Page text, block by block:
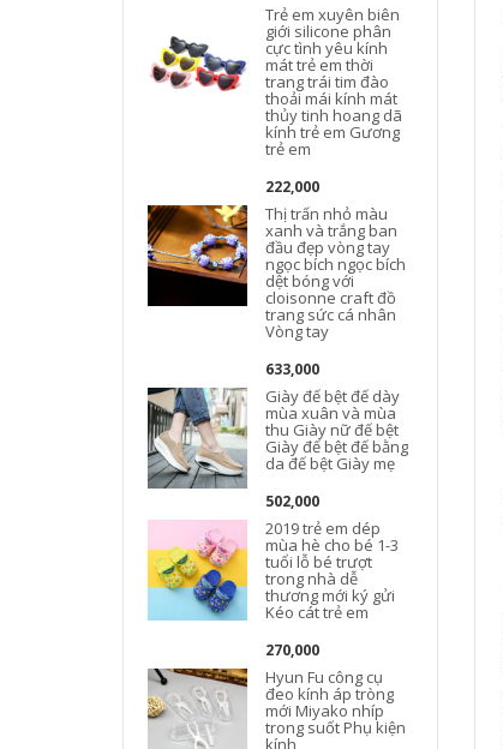
Trẻ em xuyên biên
giới silicone phân
cực tình yêu kính
mát trẻ em thời
trang trái tim đào
thoải mái kính mát
thủy tinh hoang dã
kính trẻ em Gương
trẻ em
222,000
Thị trấn nhỏ màu
xanh và trắng ban
đầu đẹp vòng tay
ngọc bích ngọc bích
dệt bóng với
cloisonne craft đồ
trang sức cá nhân
Vòng tay
633,000
Giày đế bệt đế dày
mùa xuân và mùa
thu Giày nữ đế bệt
Giày đế bệt đế bằng
da đế bệt Giày mẹ
502,000
2019 trẻ em dép
mùa hè cho bé 1-3
tuổi lỗ bé trượt
trong nhà dễ
thương mới ký gửi
Kéo cát trẻ em
270,000
Hyun Fu công cụ
đeo kính áp tròng
mới Miyako nhíp
trong suốt Phụ kiện
kính